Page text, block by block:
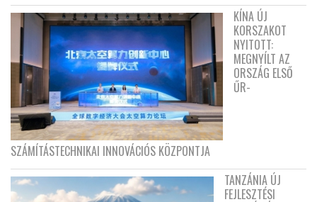
KÍNA ÚJ
KORSZAKOT
NYITOTT:
MEGNYÍLT AZ
ORSZÁG ELSŐ
ŰR-
SZÁMÍTÁSTECHNIKAI INNOVÁCIÓS KÖZPONTJA
TANZÁNIA ÚJ
FEJLESZTÉSI